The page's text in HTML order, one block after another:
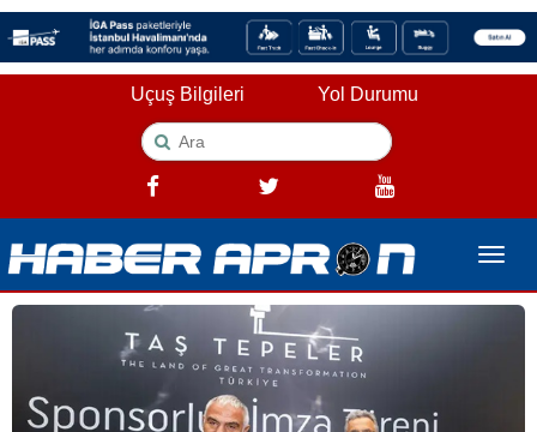
Uçuş Bilgileri Yol Durumu
Toggle